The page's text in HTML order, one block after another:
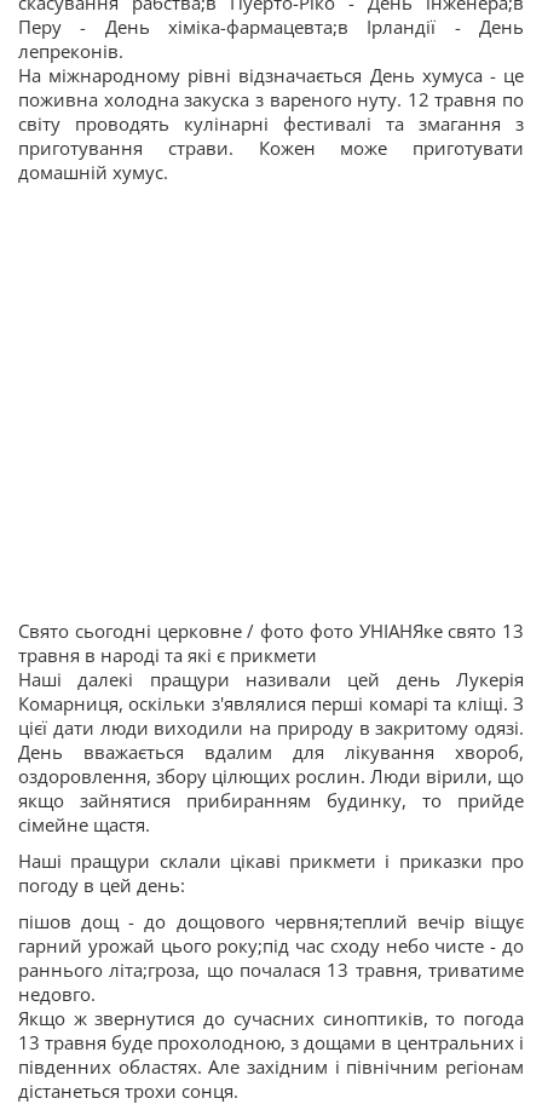
Перу - День хіміка-фармацевта;в Ірландії - День
лепреконів.
На міжнародному рівні відзначається День хумуса - це
поживна холодна закуска з вареного нуту. 12 травня по
світу проводять кулінарні фестивалі та змагання з
приготування страви. Кожен може приготувати
домашній хумус.
Свято сьогодні церковне / фото фото УНІАНЯке свято 13
травня в народі та які є прикмети
Наші далекі пращури називали цей день Лукерія
Комарниця, оскільки з'являлися перші комарі та кліщі. З
цієї дати люди виходили на природу в закритому одязі.
День вважається вдалим для лікування хвороб,
оздоровлення, збору цілющих рослин. Люди вірили, що
якщо зайнятися прибиранням будинку, то прийде
сімейне щастя.
Наші пращури склали цікаві прикмети і приказки про
погоду в цей день:
пішов дощ - до дощового червня;теплий вечір віщує
гарний урожай цього року;під час сходу небо чисте - до
раннього літа;гроза, що почалася 13 травня, триватиме
недовго.
Якщо ж звернутися до сучасних синоптиків, то погода
13 травня буде прохолодною, з дощами в центральних і
південних областях. Але західним і північним регіонам
дістанеться трохи сонця.